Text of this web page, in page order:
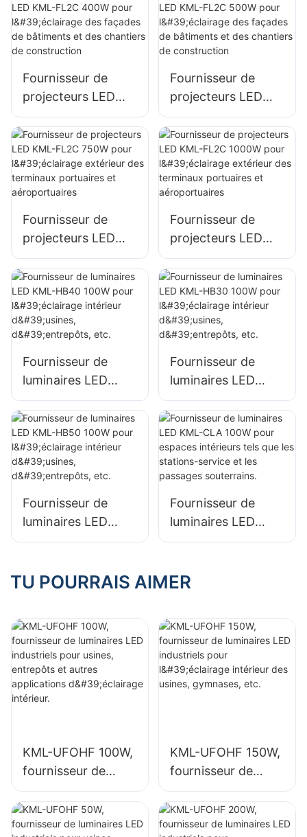
extérieur de
parkings et
d'entrepôts
extérieur de
parkings et
d'entrepôts
Fournisseur de
projecteurs LED
KML-FL2C 400W
pour l'éclairage des
façades de
bâtiments et des
chantiers de
Fournisseur de
projecteurs LED
KML-FL2C 500W
pour l'éclairage des
façades de
bâtiments et des
chantiers de
Fournisseur de
projecteurs LED
KML-FL2C 750W
pour l'éclairage
extérieur des
terminaux
portuaires et
Fournisseur de
projecteurs LED
KML-FL2C 1000W
pour l'éclairage
extérieur des
terminaux
portuaires et
Fournisseur de
luminaires LED
KML-HB40 100W
pour l'éclairage
intérieur d'usines,
d'entrepôts, etc.
Fournisseur de
luminaires LED
KML-HB30 100W
pour l'éclairage
intérieur d'usines,
d'entrepôts, etc.
Fournisseur de
luminaires LED
KML-HB50 100W
intérieur d'usines,
Fournisseur de
luminaires LED
KML-CLA 100W
intérieurs tels que
et les passages
souterrains.
TU POURRAIS AIMER
KML-UFOHF 100W,
fournisseur de
luminaires LED
industriels pour
usines, entrepôts
KML-UFOHF 150W,
fournisseur de
luminaires LED
industriels pour
l'éclairage intérieur